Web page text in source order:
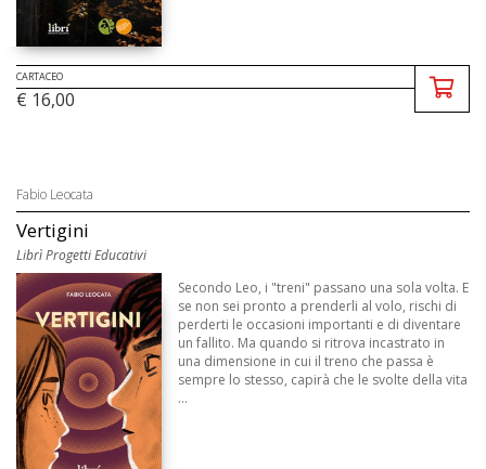
CARTACEO
€ 16,00
Fabio Leocata
Vertigini
Librì Progetti Educativi
Secondo Leo, i "treni" passano una sola volta. E
se non sei pronto a prenderli al volo, rischi di
perderti le occasioni importanti e di diventare
un fallito. Ma quando si ritrova incastrato in
una dimensione in cui il treno che passa è
sempre lo stesso, capirà che le svolte della vita
...